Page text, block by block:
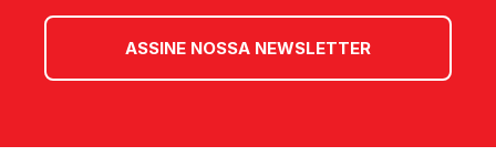
ASSINE NOSSA NEWSLETTER